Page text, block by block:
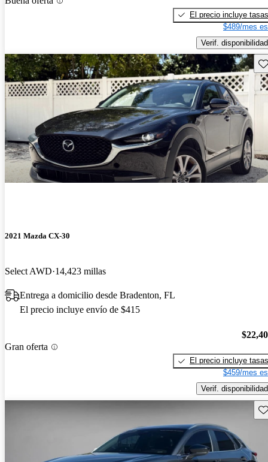
El precio incluye tasas
$489/mes
Verif. disponibilidad
2021 Mazda CX-30
Select AWD 14,423 millas
Entrega a domicilio desde Bradenton, FL
El precio incluye envío de $415
Gran oferta
El precio incluye tasas
$459/mes
Verif. disponibilidad